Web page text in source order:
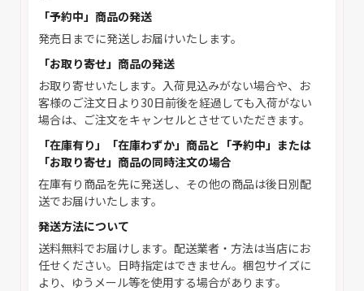
「予約中」商品の発送
発売日までに発送しお届けいたします。
「お取り寄せ」商品の発送
お取り寄せいたします。入荷見込みがない場合や、お
客様のご注文日より30日前後を経過しても入荷がない
場合は、ご注文をキャンセルとさせていただきます。
「在庫有り」「在庫わずか」商品と「予約中」または
「お取り寄せ」商品の同時注文の場合
在庫有り商品を先に発送し、その他の商品は後日別配
送でお届けいたします。
発送方法について
送料無料でお届けします。配送業者・方法は当店にお
任せください。日時指定はできません。梱包サイズに
より、ゆうメール等を使用する場合があります。